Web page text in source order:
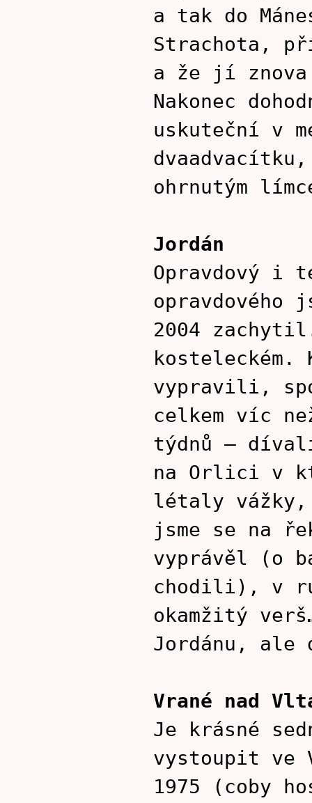
a tak do
Strachota,
a že jí
Nakonec
uskuteční v
dvaadvacítku,
ohrnutým
Jordán
Opravdový i
opravdového
2004
kosteleckém.
vypravili,
celkem víc
týdnů –
na Orlici v
létaly
jsme se na
vyprávěl (o
chodili), v
okamžitý
Jordánu, ale
Vrané nad
Je krásné
vystoupit ve
1975 (coby